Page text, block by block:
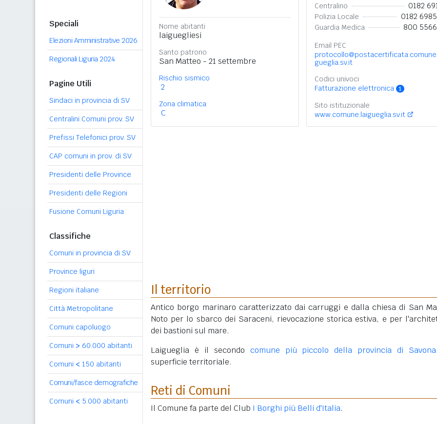
Speciali
Elezioni Amministrative 2026
Regionali Liguria 2024
Pagine Utili
Sindaci in provincia di SV
Centralini Comuni prov. SV
Prefissi Telefonici prov. SV
CAP comuni in prov. di SV
Presidenti delle Province
Presidenti delle Regioni
Fusione Comuni Liguria
Classifiche
Comuni in provincia di SV
Province liguri
Regioni italiane
Città Metropolitane
Comuni capoluogo
Comuni > 60.000 abitanti
Comuni < 150 abitanti
Comuni/fasce demografiche
Comuni < 5.000 abitanti
Nome abitanti
laiguegliesi
Santo patrono
San Matteo - 21 settembre
Rischio sismico
2
Zona climatica
C
Centralino 0182
Polizia Locale 0182
Guardia Medica 800
Email PEC
gueglia.sv.it
Codici univoci
Fatturazione elettronica
1
Sito istituzionale
www.comune.laigueglia.sv.it
Il territorio
Antico borgo marinaro caratterizzato dai carruggi e dalla chiesa di San
Noto per lo sbarco dei Saraceni, rievocazione storica estiva, e per
dei bastioni sul mare.
Laigueglia è il secondo comune più piccolo della provincia di Savona
superficie territoriale.
Reti di Comuni
Il Comune fa parte del Club I Borghi più Belli d'Italia.